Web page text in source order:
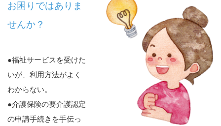
お困りではありま
せんか？
●福祉サービスを受けた
いが、利用方法がよく
わからない。
●介護保険の要介護認定
の申請手続きを手伝っ